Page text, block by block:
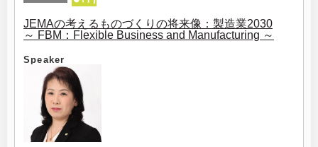
JEMAの考えるものづくりの将来像：製造業2030
～ FBM：Flexible Business and Manufacturing ～
Speaker